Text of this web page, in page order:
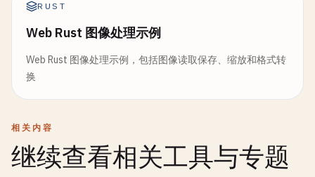
RUST
Web Rust 图像处理示例
Web Rust 图像处理示例，包括图像读取保存、缩放和格式转
换
相关内容
继续查看相关工具与专题